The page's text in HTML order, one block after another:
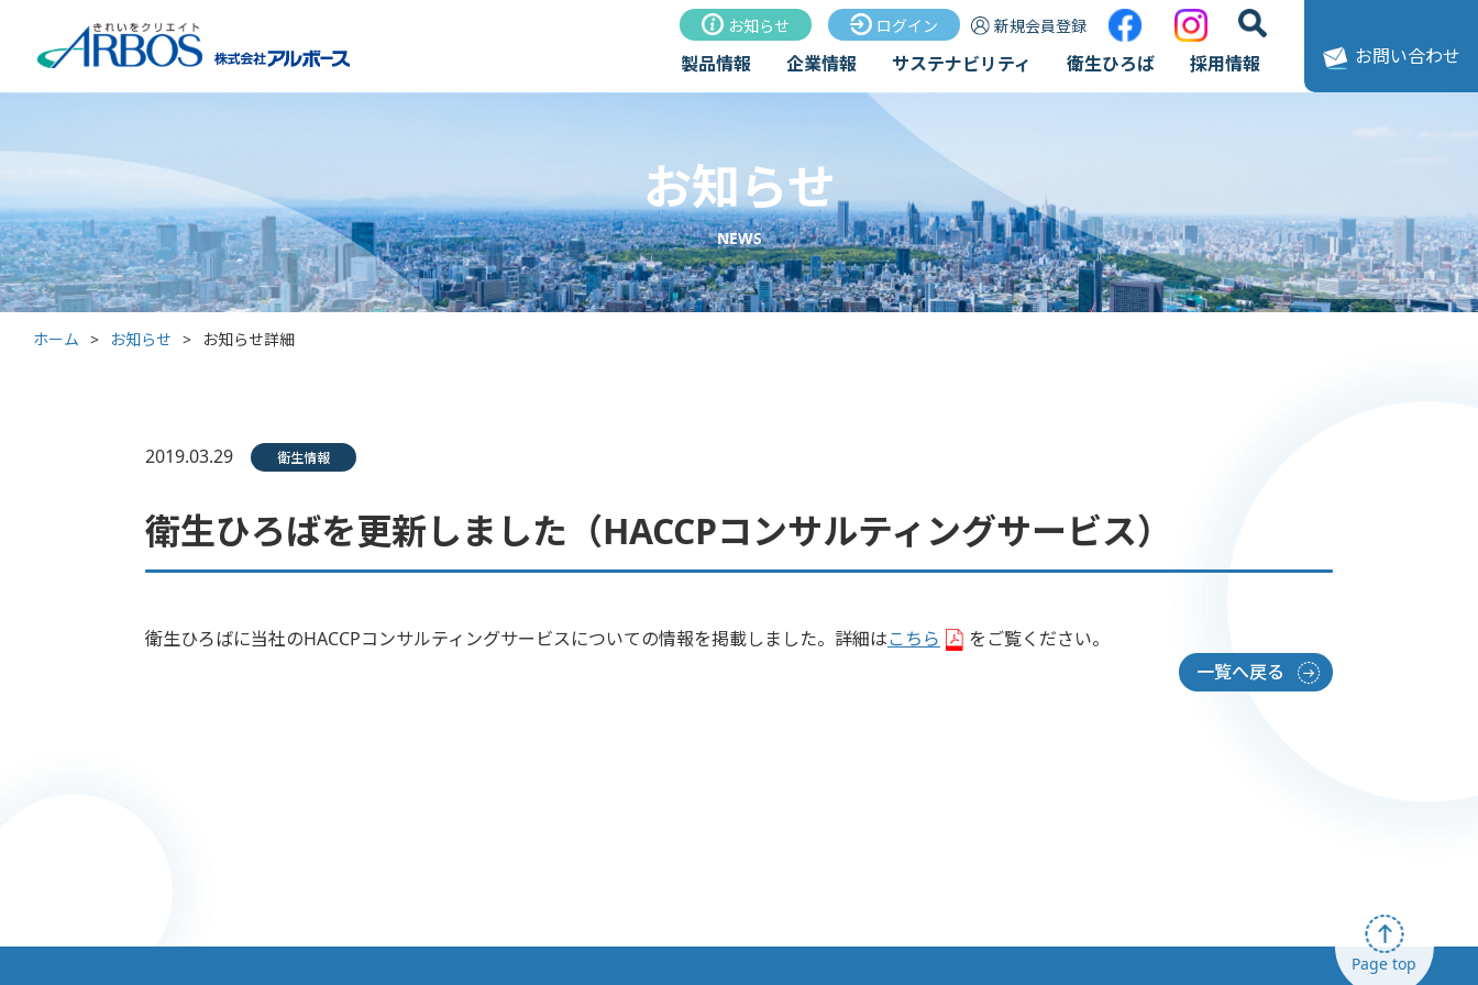
お知らせ ログイン 新規会員登録
製品情報 企業情報 サステナビリティ 衛生ひろば 採用情報 お問い合わせ
お知らせ
NEWS
ホーム > お知らせ > お知らせ詳細
2019.03.29 衛生情報
衛生ひろばを更新しました（HACCPコンサルティングサービス）
衛生ひろばに当社のHACCPコンサルティングサービスについての情報を掲載しました。詳細はこちら
をご覧ください。
一覧へ戻る
Page top